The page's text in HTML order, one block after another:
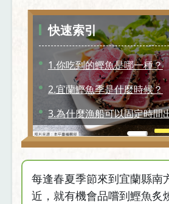
快速索引
1.你吃到的鰹魚是哪一種？
2.宜蘭鰹魚季是什麼時候？
3.為什麼漁船可以固定時間
4.全國最多定置網漁業在宜
5.製作柴魚的過程
每逢春夏季節來到宜蘭縣南
近，就有機會品嚐到鰹魚炙